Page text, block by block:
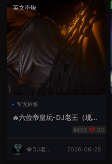
英文串烧
暂无标签
🔥六位帝皇玩-DJ老王（现场
20
💎DJ老王
2026-06-28